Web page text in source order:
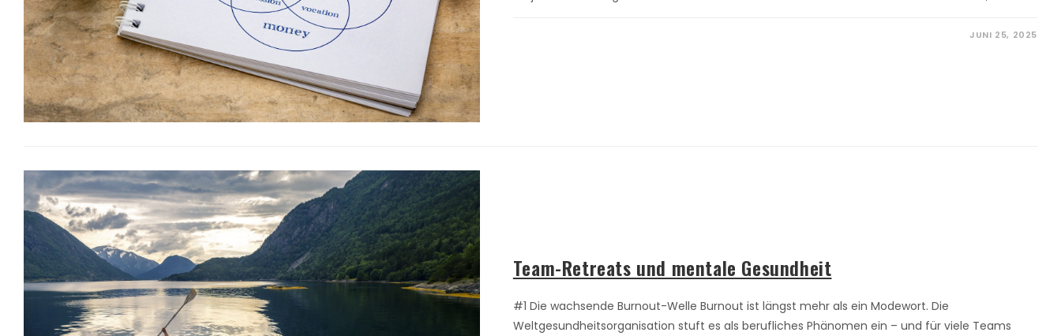
JUNI 25, 2025
Team-Retreats und mentale Gesundheit
#1 Die wachsende Burnout-Welle Burnout ist längst mehr als ein Modewort. Die
Weltgesundheitsorganisation stuft es als berufliches Phänomen ein – und für viele Teams